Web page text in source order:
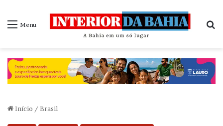
Menu
Início / Brasil